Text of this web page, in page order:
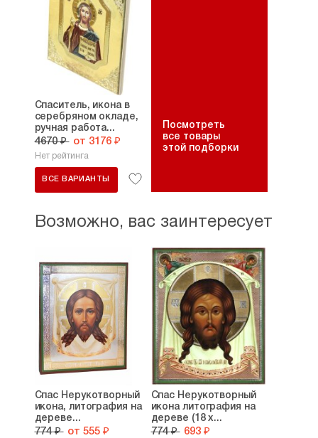
Спаситель, икона в
серебряном окладе,
ручная работа...
4670 ₽ от 3176 ₽
Нет рейтинга
ВСЕ ВАРИАНТЫ
Посмотреть
все товары
этой подборки
Возможно, вас заинтересует
Спас Нерукотворный
икона, литография на
дереве...
774 ₽ от 555 ₽
Спас Нерукотворный
икона литография на
дереве (18 х...
774 ₽ 693 ₽